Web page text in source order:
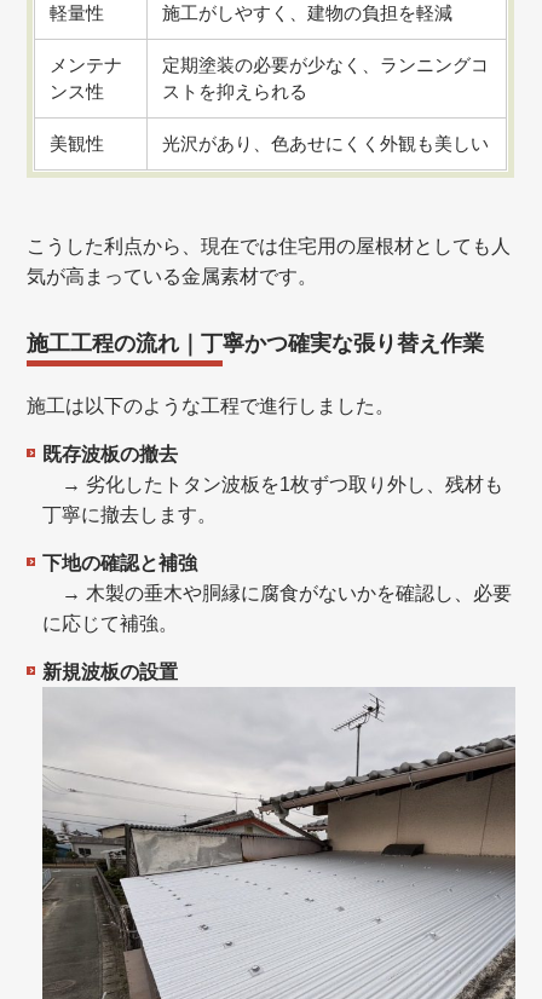
軽量性 施工がしやすく、建物の負担を軽減
メンテナ
ンス性
定期塗装の必要が少なく、ランニングコ
ストを抑えられる
美観性 光沢があり、色あせにくく外観も美しい
こうした利点から、現在では住宅用の屋根材としても人
気が高まっている金属素材です。
施工工程の流れ｜丁寧かつ確実な張り替え作業
施工は以下のような工程で進行しました。
既存波板の撤去
→ 劣化したトタン波板を1枚ずつ取り外し、残材も
丁寧に撤去します。
下地の確認と補強
→ 木製の垂木や胴縁に腐食がないかを確認し、必要
に応じて補強。
新規波板の設置